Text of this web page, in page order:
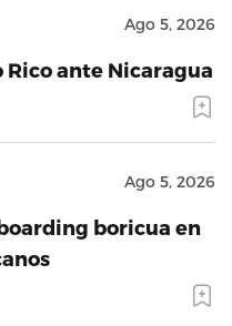
Ago 5, 2026
Rico ante Nicaragua
Ago 5, 2026
boricua en